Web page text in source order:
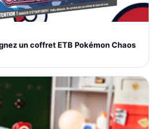
un coffret ETB Pokémon Chaos